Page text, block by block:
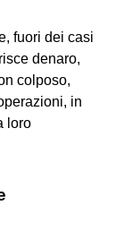
fuori dei casi
denaro,
colposo,
in
loro